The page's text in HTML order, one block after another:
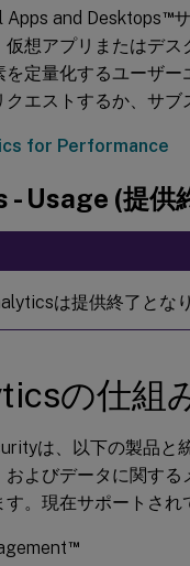
and Desktops™
想アプリまたはデ
を定量化するユーザ
エストするか、サブ
for Performance
Usage (提供
は提供終了とな
の仕組
は、以下の製品と
よびデータに関す
。現在サポートされ
™